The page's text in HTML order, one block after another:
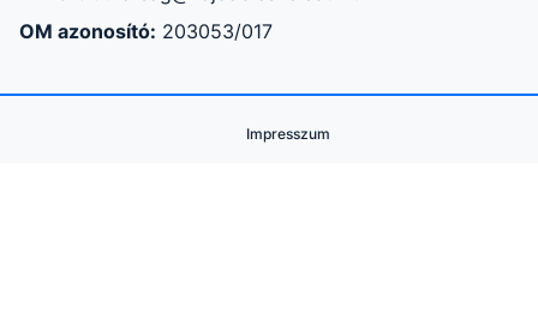
OM azonosító: 203053/017
Impresszum